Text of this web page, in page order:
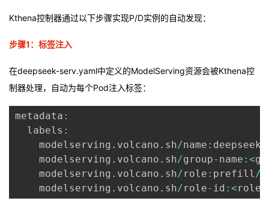
Kthena控制器通过以下步骤实现P/D实例的自动发现：
步骤1：标签注入
在deepseek-serv.yaml中定义的ModelServing资源会被Kthena控
制器处理，自动为每个Pod注入标签：
metadata :
  labels
:
    modelserving
. volcano . sh/name :
    modelserving
. volcano . sh/group- name : <
    modelserving
. volcano . sh/role : prefill/
    modelserving
. volcano . sh/role- id : <role